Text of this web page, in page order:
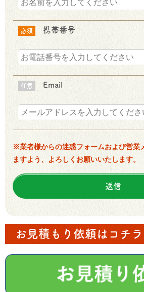
必須 携帯番号
任意 Email
※業者様からの迷惑フォームおよび営業
ますよう、よろしくお願いいたします。
お見積もり依頼はコチラ